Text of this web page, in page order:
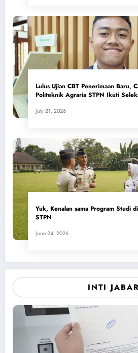
Lulus Ujian CBT Penerimaan Baru,
Politeknik Agraria STPN Ikuti
July 21, 2026
Yuk, Kenalan sama Program Studi
STPN
June 24, 2026
INTI JABAR